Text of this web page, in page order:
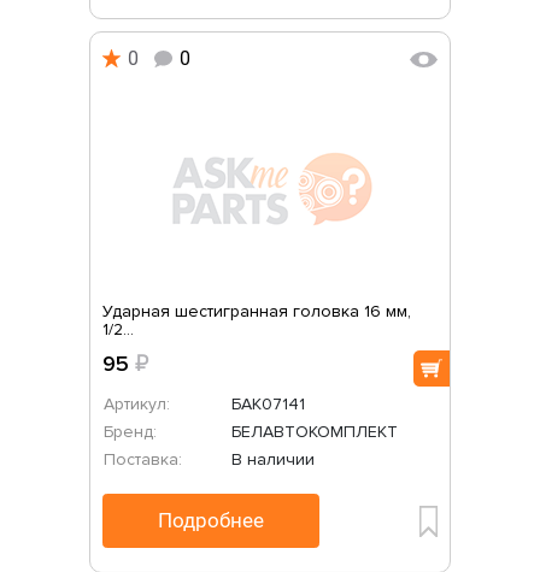
0 0
Ударная шестигранная головка 16 мм,
1/2...
95 ₽
Артикул:
БАК07141
Бренд:
БЕЛАВТОКОМПЛЕКТ
Поставка:
В наличии
Подробнее